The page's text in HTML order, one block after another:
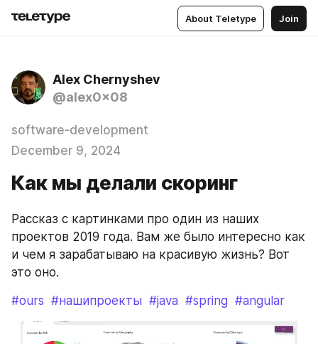
About Teletype Join
Alex Chernyshev
@alex0x08
software-development
December 9, 2024
Как мы делали скоринг
Рассказ с картинками про один из наших
проектов 2019 года. Вам же было интересно как
и чем я зарабатываю на красивую жизнь? Вот
это оно.
#ours #нашипроекты #java #spring #angular